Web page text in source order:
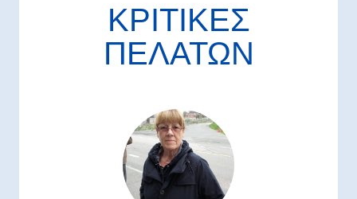
ΚΡΙΤΙΚΈΣ
ΠΕΛΑΤΏΝ